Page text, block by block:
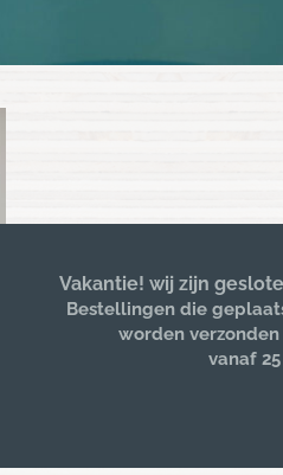
Vakantie! wij zijn
Bestellingen die
worden
vanaf